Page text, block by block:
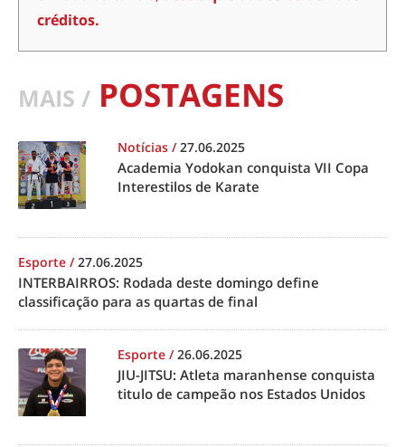
créditos.
MAIS / POSTAGENS
Notícias /27.06.2025
Academia Yodokan conquista VII Copa
Interestilos de Karate
Esporte /27.06.2025
INTERBAIRROS: Rodada deste domingo define
classificação para as quartas de final
Esporte /26.06.2025
JIU-JITSU: Atleta maranhense conquista
titulo de campeão nos Estados Unidos